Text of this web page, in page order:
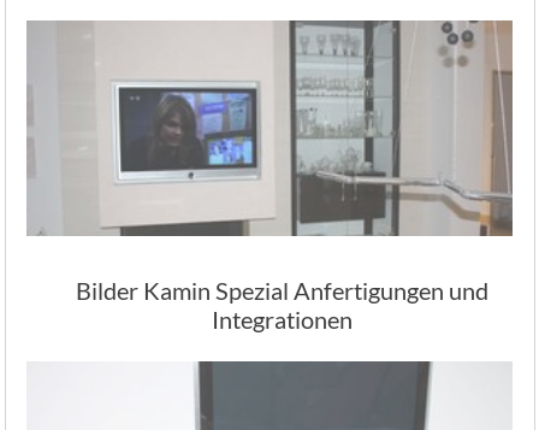
Bilder Kamin Spezial Anfertigungen und
Integrationen